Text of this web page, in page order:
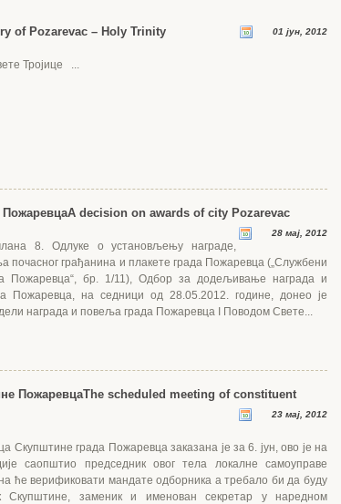
of Pozarevac – Holy Trinity 01 јун, 2012
Тројице ...
ПожаревцаA decision on awards of city Pozarevac
28 мај, 2012
8. Одлуке о установљењу награде,
почасног грађанина и плакете града Пожаревца („Службени
Пожаревца“, бр. 1/11), Одбор за додељивање награда и
Пожаревца, на седници од 28.05.2012. године, донео је
награда и повеља града Пожаревца I Поводом Свете...
ПожаревцаThe scheduled meeting of constituent
23 мај, 2012
Скупштине града Пожаревца заказана је за 6. јун, ово је на
саопштио председник овог тела локалне самоуправе
ће верификовати мандате одборника а требало би да буду
Скупштине, заменик и именован секретар у наредном